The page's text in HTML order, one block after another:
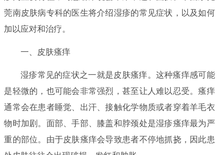
莞南皮肤病专科的医生将介绍湿疹的常见症状，以及如何
加以应对和治疗。
一、皮肤瘙痒
湿疹常见的症状之一就是皮肤瘙痒。这种瘙痒感可能
是轻微的，也可能会非常强烈，甚至让人难以忍受。瘙痒
通常会在患者睡觉、出汗、接触化学物质或者穿着羊毛衣
物时加剧。面部、手部、膝盖和脖颈处是湿疹瘙痒最为严
重的部位。由于皮肤瘙痒会导致患者不停地抓挠，因此患